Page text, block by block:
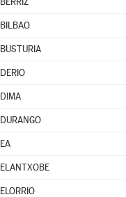
BILBAO
BUSTURIA
DERIO
DIMA
DURANGO
EA
ELANTXOBE
ELORRIO